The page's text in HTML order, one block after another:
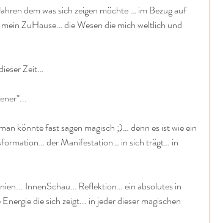
dem was sich zeigen möchte … im Bezug auf
ZuHause… die Wesen die mich weltlich und
Zeit…
könnte fast sagen magisch ;)… denn es ist wie ein
der Manifestation… in sich trägt… in
InnenSchau… Reflektion… ein absolutes in
die sich zeigt... in jeder dieser magischen